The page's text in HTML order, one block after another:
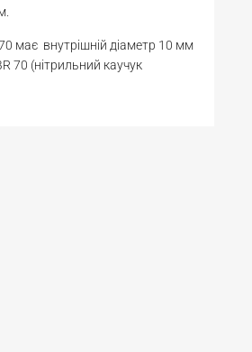
має внутрішній діаметр 10 мм
70 (нітрильний каучук